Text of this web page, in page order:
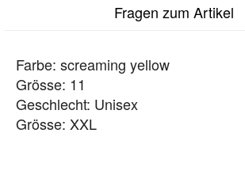
Fragen zum Artikel
Farbe: screaming yellow
Grösse: 11
Geschlecht: Unisex
Grösse: XXL